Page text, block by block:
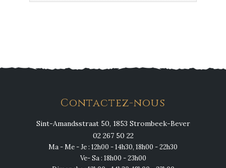
Contactez-nous
Sint-Amandsstraat 50, 1853 Strombeek-Bever
02 267 50 22
Ma - Me - Je : 12h00 - 14h30, 18h00 - 22h30
Ve- Sa : 18h00 - 23h00